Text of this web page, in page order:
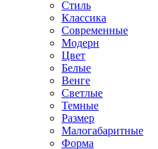
Стиль
Классика
Современные
Модерн
Цвет
Белые
Венге
Светлые
Темные
Размер
Малогабаритные
Форма